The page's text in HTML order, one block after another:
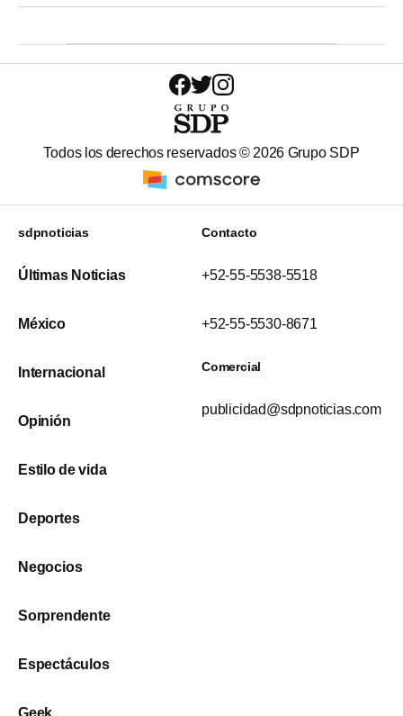
Todos los derechos reservados © 2026 Grupo SDP
sdpnoticias
Últimas Noticias
México
Internacional
Opinión
Estilo de vida
Deportes
Negocios
Sorprendente
Espectáculos
Geek
Contacto
+52-55-5538-5518
+52-55-5530-8671
Comercial
publicidad@sdpnoticias.com